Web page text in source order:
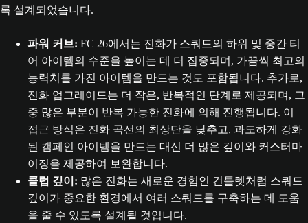
록 설계되었습니다.
파워 커브: FC 26에서는 진화가 스쿼드의 하위 및 중간 티
어 아이템의 수준을 높이는 데 더 집중되며, 가끔씩 최고의
능력치를 가진 아이템을 만드는 것도 포함됩니다. 추가로,
진화 업그레이드는 더 작은, 반복적인 단계로 제공되며, 그
중 많은 부분이 반복 가능한 진화에 의해 진행됩니다. 이
접근 방식은 진화 곡선의 최상단을 낮추고, 과도하게 강화
된 캠페인 아이템을 만드는 대신 더 많은 깊이와 커스터마
이징을 제공하여 보완합니다.
클럽 깊이: 많은 진화는 새로운 경험인 건틀렛처럼 스쿼드
깊이가 중요한 환경에서 여러 스쿼드를 구축하는 데 도움
을 줄 수 있도록 설계될 것입니다.